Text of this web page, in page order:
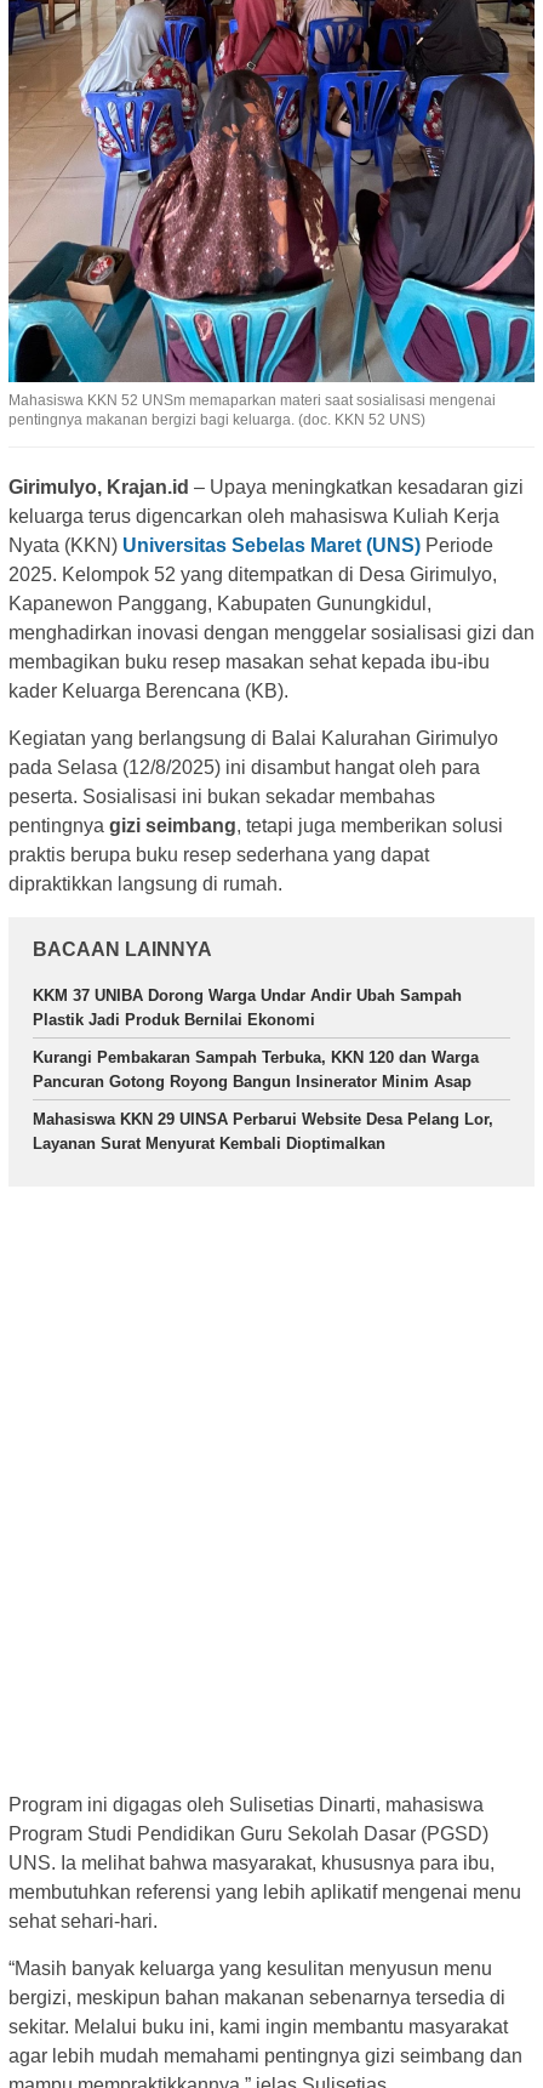
Mahasiswa KKN 52 UNSm memaparkan materi saat sosialisasi mengenai
pentingnya makanan bergizi bagi keluarga. (doc. KKN 52 UNS)
Girimulyo, Krajan.id – Upaya meningkatkan kesadaran gizi
keluarga terus digencarkan oleh mahasiswa Kuliah Kerja
Nyata (KKN) Universitas Sebelas Maret (UNS) Periode
2025. Kelompok 52 yang ditempatkan di Desa Girimulyo,
Kapanewon Panggang, Kabupaten Gunungkidul,
menghadirkan inovasi dengan menggelar sosialisasi gizi dan
membagikan buku resep masakan sehat kepada ibu-ibu
kader Keluarga Berencana (KB).
Kegiatan yang berlangsung di Balai Kalurahan Girimulyo
pada Selasa (12/8/2025) ini disambut hangat oleh para
peserta. Sosialisasi ini bukan sekadar membahas
pentingnya gizi seimbang, tetapi juga memberikan solusi
praktis berupa buku resep sederhana yang dapat
dipraktikkan langsung di rumah.
BACAAN LAINNYA
KKM 37 UNIBA Dorong Warga Undar Andir Ubah Sampah
Plastik Jadi Produk Bernilai Ekonomi
Kurangi Pembakaran Sampah Terbuka, KKN 120 dan Warga
Pancuran Gotong Royong Bangun Insinerator Minim Asap
Mahasiswa KKN 29 UINSA Perbarui Website Desa Pelang Lor,
Layanan Surat Menyurat Kembali Dioptimalkan
Program ini digagas oleh Sulisetias Dinarti, mahasiswa
Program Studi Pendidikan Guru Sekolah Dasar (PGSD)
UNS. Ia melihat bahwa masyarakat, khususnya para ibu,
membutuhkan referensi yang lebih aplikatif mengenai menu
sehat sehari-hari.
“Masih banyak keluarga yang kesulitan menyusun menu
bergizi, meskipun bahan makanan sebenarnya tersedia di
sekitar. Melalui buku ini, kami ingin membantu masyarakat
agar lebih mudah memahami pentingnya gizi seimbang dan